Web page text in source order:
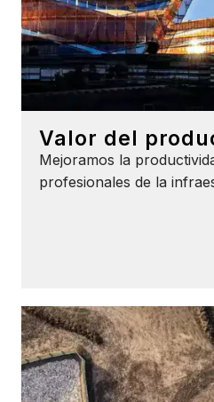
Valor del
Mejoramos la
profesionales de la
Aumente la productividad,
Comprenda el contexto
Tome decisiones mejor
comprender los activos en
tanto en superficie como en